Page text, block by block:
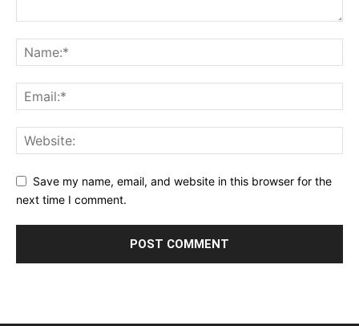
Save my name, email, and website in this browser for the
next time I comment.